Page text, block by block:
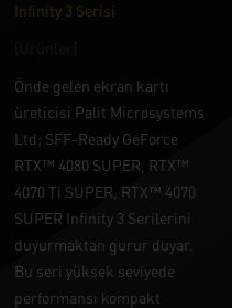
Infinity 3 Serisi
Önde gelen ekran kartı
üreticisi Palit Microsystems
Ltd; SFF-Ready GeForce
RTX™ 4080 SUPER, RTX™
4070 Ti SUPER, RTX™ 4070
SUPER Infinity 3 Serilerini
duyurmaktan gurur duyar.
Bu seri yüksek seviyede
performansı kompakt